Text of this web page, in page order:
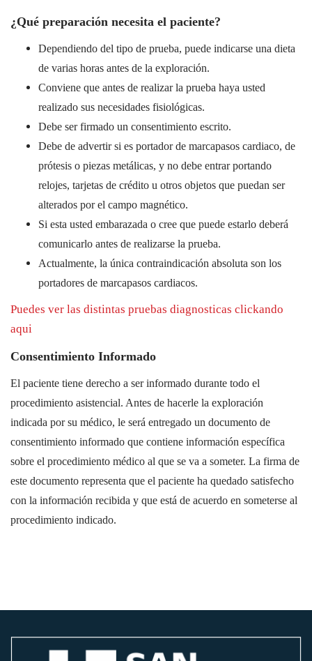
¿Qué preparación necesita el paciente?
Dependiendo del tipo de prueba, puede indicarse una dieta
de varias horas antes de la exploración.
Conviene que antes de realizar la prueba haya usted
realizado sus necesidades fisiológicas.
Debe ser firmado un consentimiento escrito.
Debe de advertir si es portador de marcapasos cardiaco, de
prótesis o piezas metálicas, y no debe entrar portando
relojes, tarjetas de crédito u otros objetos que puedan ser
alterados por el campo magnético.
Si esta usted embarazada o cree que puede estarlo deberá
comunicarlo antes de realizarse la prueba.
Actualmente, la única contraindicación absoluta son los
portadores de marcapasos cardiacos.
Puedes ver las distintas pruebas diagnosticas clickando
aqui
Consentimiento Informado
El paciente tiene derecho a ser informado durante todo el
procedimiento asistencial. Antes de hacerle la exploración
indicada por su médico, le será entregado un documento de
consentimiento informado que contiene información específica
sobre el procedimiento médico al que se va a someter. La firma de
este documento representa que el paciente ha quedado satisfecho
con la información recibida y que está de acuerdo en someterse al
procedimiento indicado.